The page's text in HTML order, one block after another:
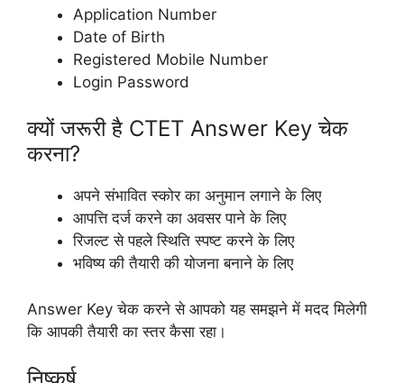
Application Number
Date of Birth
Registered Mobile Number
Login Password
क्यों जरूरी है CTET Answer Key चेक
करना?
अपने संभावित स्कोर का अनुमान लगाने के लिए
आपत्ति दर्ज करने का अवसर पाने के लिए
रिजल्ट से पहले स्थिति स्पष्ट करने के लिए
भविष्य की तैयारी की योजना बनाने के लिए
Answer Key चेक करने से आपको यह समझने में मदद मिलेगी
कि आपकी तैयारी का स्तर कैसा रहा।